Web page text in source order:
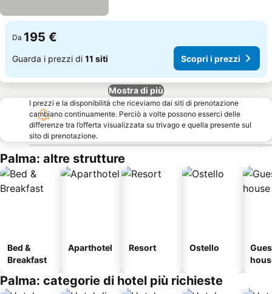
Da 195 €
Guarda i prezzi di 11 siti Scopri i prezzi
Mostra di più
I prezzi e la disponibilità che riceviamo dai siti di prenotazione
cambiano continuamente. Perciò a volte possono esserci delle
differenze tra l’offerta visualizzata su trivago e quella presente sul
sito di prenotazione.
Palma: altre strutture
Bed &
Breakfast
Aparthotel Resort Ostello
Palma: categorie di hotel più richieste